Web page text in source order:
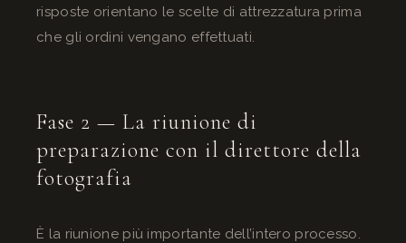
risposte orientano le scelte di attrezzatura prima
che gli ordini vengano effettuati.
Fase 2 — La riunione di
preparazione con il direttore della
fotografia
È la riunione più importante dell’intero processo.